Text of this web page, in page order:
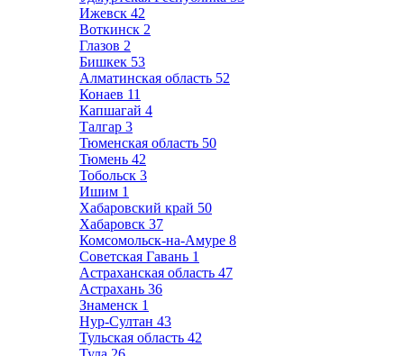
Ижевск 42
Воткинск 2
Глазов 2
Бишкек 53
Алматинская область 52
Конаев 11
Капшагай 4
Талгар 3
Тюменская область 50
Тюмень 42
Тобольск 3
Ишим 1
Хабаровский край 50
Хабаровск 37
Комсомольск-на-Амуре 8
Советская Гавань 1
Астраханская область 47
Астрахань 36
Знаменск 1
Нур-Султан 43
Тульская область 42